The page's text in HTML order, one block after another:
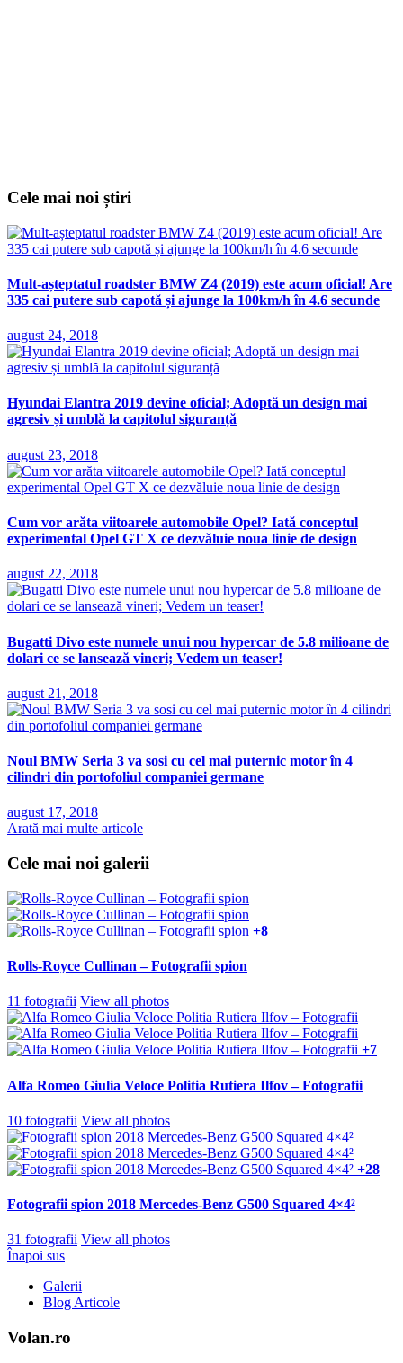
Cele mai noi știri
Mult-așteptatul roadster BMW Z4 (2019) este acum oficial! Are
335 cai putere sub capotă și ajunge la 100km/h în 4.6 secunde
august 24, 2018
Hyundai Elantra 2019 devine oficial; Adoptă un design mai
agresiv și umblă la capitolul siguranță
august 23, 2018
Cum vor arăta viitoarele automobile Opel? Iată conceptul
experimental Opel GT X ce dezvăluie noua linie de design
august 22, 2018
Bugatti Divo este numele unui nou hypercar de 5.8 milioane de
dolari ce se lansează vineri; Vedem un teaser!
august 21, 2018
Noul BMW Seria 3 va sosi cu cel mai puternic motor în 4
cilindri din portofoliul companiei germane
august 17, 2018
Arată mai multe articole
Cele mai noi galerii
+8
Rolls-Royce Cullinan – Fotografii spion
11 fotografii View all photos
+7
Alfa Romeo Giulia Veloce Politia Rutiera Ilfov – Fotografii
10 fotografii View all photos
+28
Fotografii spion 2018 Mercedes-Benz G500 Squared 4×4²
31 fotografii View all photos
Înapoi sus
Galerii
Blog Articole
Volan.ro